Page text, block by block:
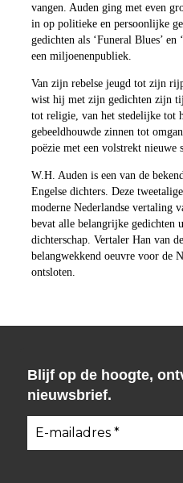
vangen. Auden ging met even
in op politieke en persoonlijke
gedichten als ‘Funeral Blues’ en
een miljoenenpubliek.
Van zijn rebelse jeugd tot zijn
wist hij met zijn gedichten zijn
tot religie, van het stedelijke tot
gebeeldhouwde zinnen tot
poëzie met een volstrekt nieuwe
W.H. Auden is een van de
Engelse dichters. Deze
moderne Nederlandse vertaling
bevat alle belangrijke gedichten
dichterschap. Vertaler Han van
belangwekkend oeuvre voor de
ontsloten.
Blijf op de hoogte,
nieuwsbrief.